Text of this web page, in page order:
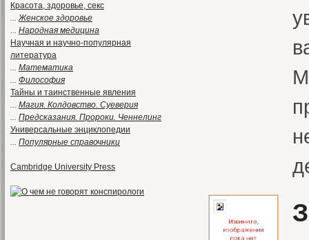
Красота, здоровье, секс
...Женское здоровье
... Народная медицина
Научная и научно-популярная
литература
... Математика
... Философия
Тайны и таинственные явления
... Магия. Колдовство. Суеверия
... Предсказания. Пророки. Ченнелинг
Универсальные энциклопедии
... Популярные справочники
Cambridge University Press